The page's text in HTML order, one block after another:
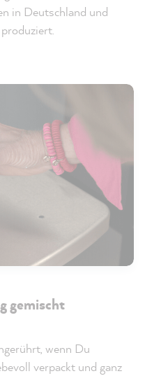
in Deutschland und
gemischt
wenn Du
verpackt und ganz